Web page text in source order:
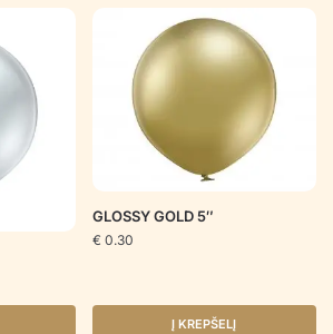
GLOSSY GOLD 5″
€ 0.30
Į KREPŠELĮ